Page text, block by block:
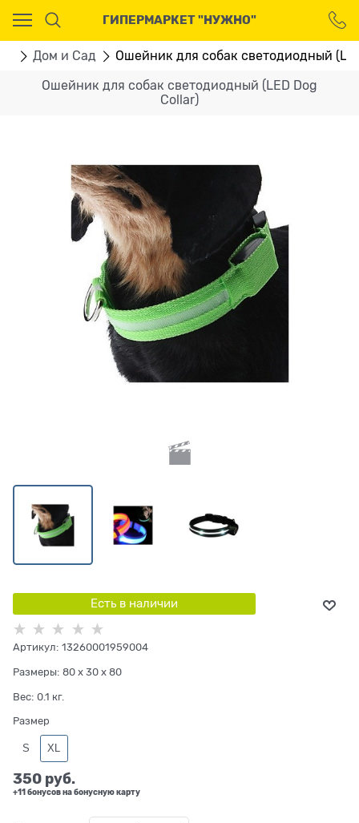
ГИПЕРМАРКЕТ "НУЖНО"
Дом и Сад Ошейник для собак светодиодный
Ошейник для собак светодиодный (LED Dog
Collar)
Есть в наличии
Артикул: 13260001959004
Размеры: 80 x 30 x 80
Вес: 0.1 кг.
Размер
S XL
350 руб.
+11 бонусов на бонусную карту
Ваш город - Москва,
угадали?
ДА НЕТ